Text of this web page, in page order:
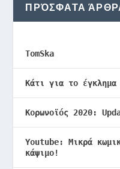
ΠΡΌΣΦΑΤΑ
TomSka
Κάτι για το
Κορωνοϊός 2020:
Youtube: Μικρά
κάψιμο!